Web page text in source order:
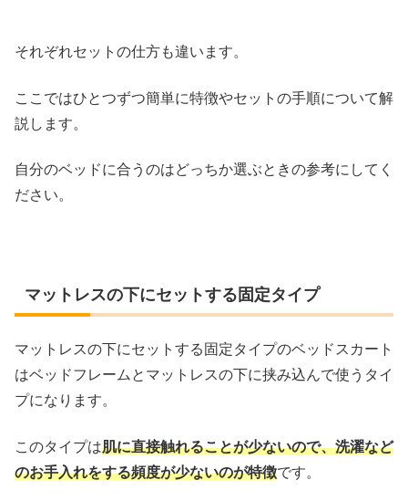
それぞれセットの仕方も違います。
ここではひとつずつ簡単に特徴やセットの手順について解
説します。
自分のベッドに合うのはどっちか選ぶときの参考にしてく
ださい。
マットレスの下にセットする固定タイプ
マットレスの下にセットする固定タイプのベッドスカート
はベッドフレームとマットレスの下に挟み込んで使うタイ
プになります。
このタイプは肌に直接触れることが少ないので、洗濯など
のお手入れをする頻度が少ないのが特徴です。